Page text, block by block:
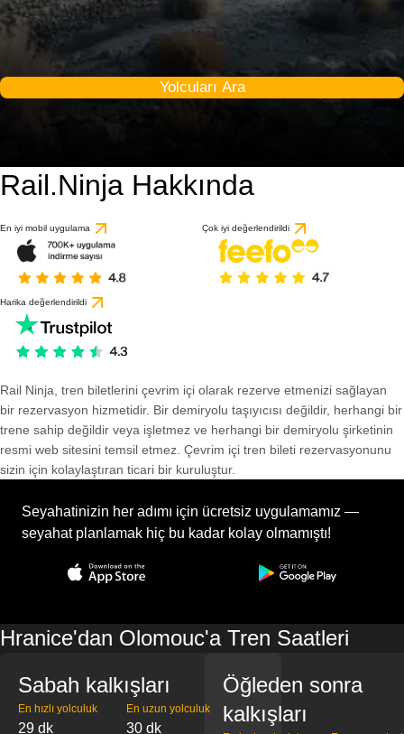
Yolcuları Ara
Rail.Ninja Hakkında
En iyi mobil uygulama Çok iyi değerlendirildi
Harika değerlendirildi
Rail Ninja, tren biletlerini çevrim içi olarak rezerve etmenizi sağlayan
bir rezervasyon hizmetidir. Bir demiryolu taşıyıcısı değildir, herhangi bir
trene sahip değildir veya işletmez ve herhangi bir demiryolu şirketinin
resmi web sitesini temsil etmez. Çevrim içi tren bileti rezervasyonunu
sizin için kolaylaştıran ticari bir kuruluştur.
Seyahatinizin her adımı için ücretsiz uygulamamız —
seyahat planlamak hiç bu kadar kolay olmamıştı!
Hranice'dan Olomouc'a Tren Saatleri
Sabah kalkışları
En hızlı yolculuk
29 dk
En uzun yolculuk
30 dk
Öğleden sonra
kalkışları